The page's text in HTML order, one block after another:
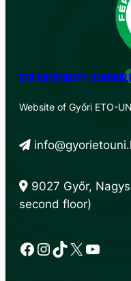
ETO UNIVERSITY
Website of Győri ETO-
9027 Győr,
second floor)
Facebook
Instagram
TikTok
X